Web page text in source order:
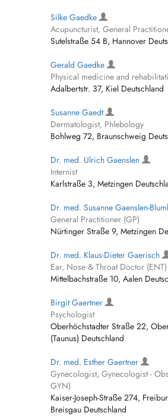
Silke Gaedke
Acupuncturist, General
Sutelstraße 54 B, Hannover
Gerald Gaedke
Physical medicine and
Adalbertstr. 37, Kiel Deutschland
Susanne Gaedt
Dermatologist, Phlebology
Bohlweg 72, Braunschweig
Dr. med. Ulrich Gaenslen
Internist
Karlstraße 3, Metzingen
Dr. med. Susanne Gaenslen-
General Practitioner (GP)
Nürtinger Straße 9, Metzingen
Dr. med. Klaus-Dieter Gaerisch
Ear, Nose & Throat Doctor (ENT)
Mittelbachstraße 10, Aalen
Birgit Gaertner
Psychologist
Oberhöchstadter Straße 22,
(Taunus) Deutschland
Dr. med. Esther Gaertner
Gynecologist, Gynecologist -
GYN)
Kaiser-Joseph-Straße 274,
Breisgau Deutschland